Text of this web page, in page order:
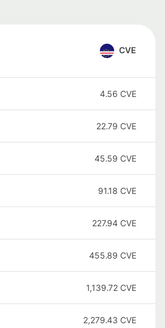
CVE
4.56 CVE
22.79 CVE
45.59 CVE
91.18 CVE
227.94 CVE
455.89 CVE
1,139.72 CVE
2,279.43 CVE